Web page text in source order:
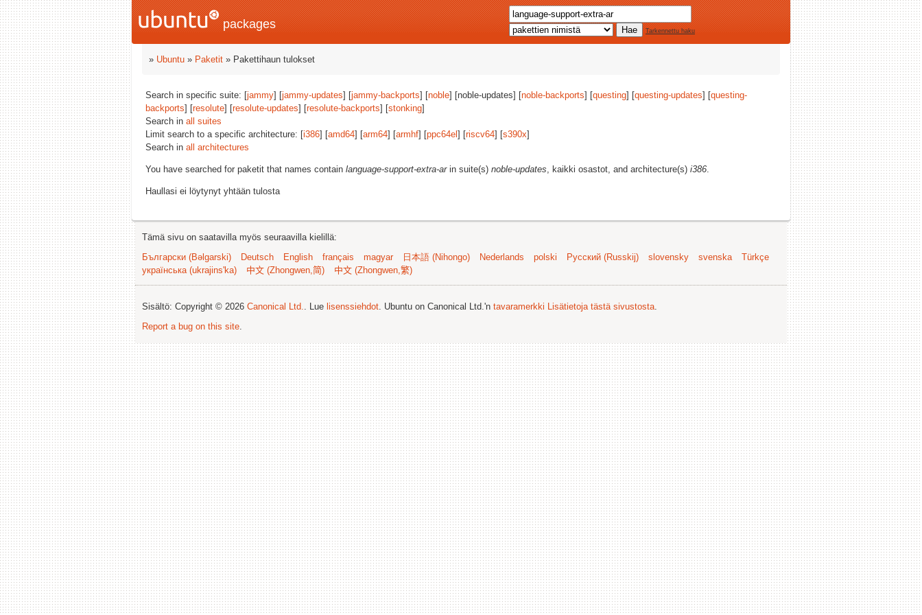
packages Tarkennettu haku
» Ubuntu » Paketit » Pakettihaun tulokset
Search in specific suite: [jammy] [jammy-updates] [jammy-backports] [noble] [noble-updates] [noble-backports] [questing] [questing-updates] [questing-
backports] [resolute] [resolute-updates] [resolute-backports] [stonking]
Search in all suites
Limit search to a specific architecture: [i386] [amd64] [arm64] [armhf] [ppc64el ] [riscv64] [s390x]
Search in all architectures
You have searched for paketit that names contain language-support-extra-arin suite(s) noble-updates, kaikki osastot, and architecture(s) i386.
Haullasi ei löytynyt yhtään tulosta
Tämä sivu on saatavilla myös seuraavilla kielillä:
Български (Bəlgarski)
Deutsch English français magyar 日本語 (Nihongo) Nederlands polski Русский (Russkij) slovensky svenska
Türkçe
українська (ukrajins'ka)
中文 (Zhongwen,简) 中文 (Zhongwen,繁)
Sisältö: Copyright © 2026 Canonical Ltd.. Lue lisenssiehdot. Ubuntu on Canonical Ltd.'n tavaramerkki Lisätietoja tästä sivustosta.
Report a bug on this site.